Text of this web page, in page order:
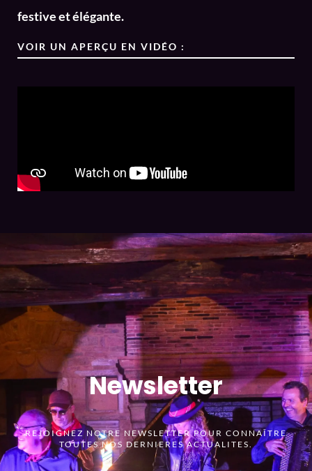
festive et élégante.
VOIR UN APERÇU EN VIDÉO :
Newsletter
REJOIGNEZ NOTRE NEWSLETTER POUR CONNAÎTRE
TOUTES NOS DERNIERES ACTUALITES.